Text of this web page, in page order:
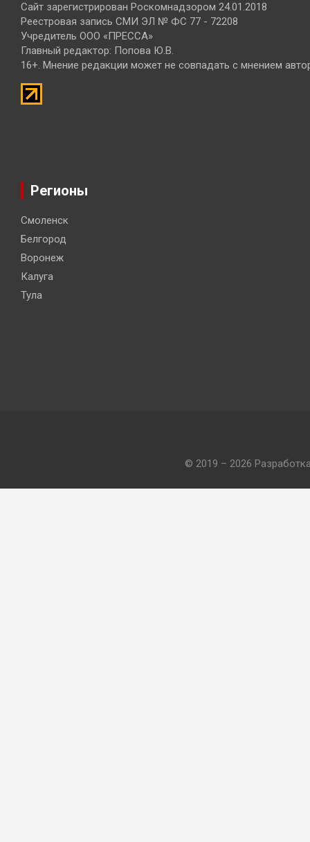
Сайт зарегистрирован Роскомнадзором 24.01.2018
Реестровая запись СМИ ЭЛ № ФС 77 - 72208
Учредитель ООО «ПРЕССА»
Главный редактор: Попова Ю.В.
16+. Мнение редакции может не совпадать с мнением
Регионы
Смоленск
Белгород
Воронеж
Калуга
Тула
© 2019 – 2026